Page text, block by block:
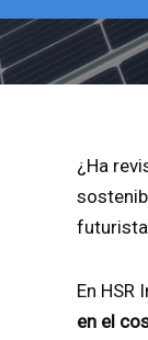
¿Ha
En
en el